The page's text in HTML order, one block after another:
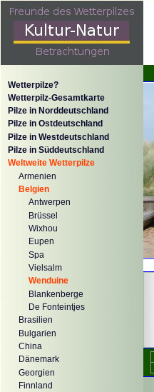
Wetterpilze?
Wetterpilz-Gesamtkarte
Pilze in Norddeutschland
Pilze in Ostdeutschland
Pilze in Westdeutschland
Pilze in Süddeutschland
Weltweite Wetterpilze
Armenien
Belgien
Antwerpen
Brüssel
Wixhou
Eupen
Spa
Vielsalm
Wenduine
Blankenberge
De Fonteintjes
Brasilien
Bulgarien
China
Dänemark
Georgien
Finnland